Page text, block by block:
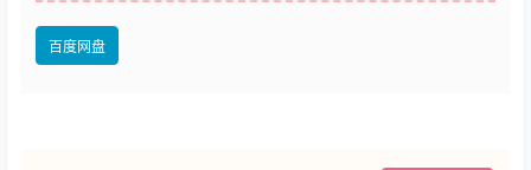
百度网盘